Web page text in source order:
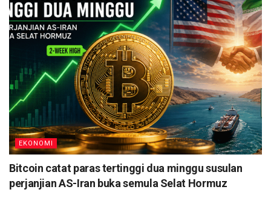
EKONOMI
Bitcoin catat paras tertinggi dua minggu susulan
perjanjian AS-Iran buka semula Selat Hormuz